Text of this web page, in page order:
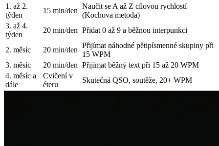
1. až 2.
týden
15 min/den
Naučit se A až Z cílovou rychlostí
(Kochova metoda)
3. až 4.
týden
20 min/den Přidat 0 až 9 a běžnou interpunkci
2. měsíc 20 min/den
Přijímat náhodné pětipísmenné skupiny při
15 WPM
3. měsíc
20 min/den Přijímat běžný text při 15 až 20 WPM
4. měsíc a
dále
Cvičení v
éteru
Skutečná QSO, soutěže, 20+ WPM